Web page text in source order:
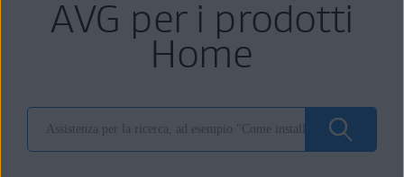
AVG per i prodotti
Home